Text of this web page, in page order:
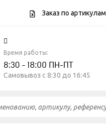
Заказ по артикулам
Время работы:
8:30 - 18:00 ПН-ПТ
Самовывоз c 8:30 до 16:45